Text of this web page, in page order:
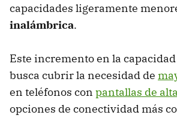
capacidades ligeramente
inalámbrica.
Este incremento en la
busca cubrir la necesidad de
en teléfonos con pantallas de
opciones de conectividad más